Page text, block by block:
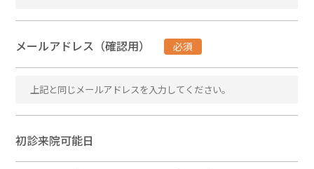
メールアドレス（確認用） 必須
初診来院可能日